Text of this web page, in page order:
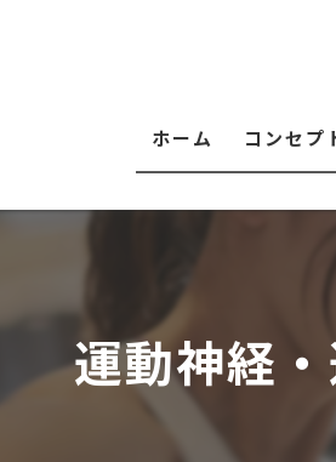
ホーム コンセプ
運動神経